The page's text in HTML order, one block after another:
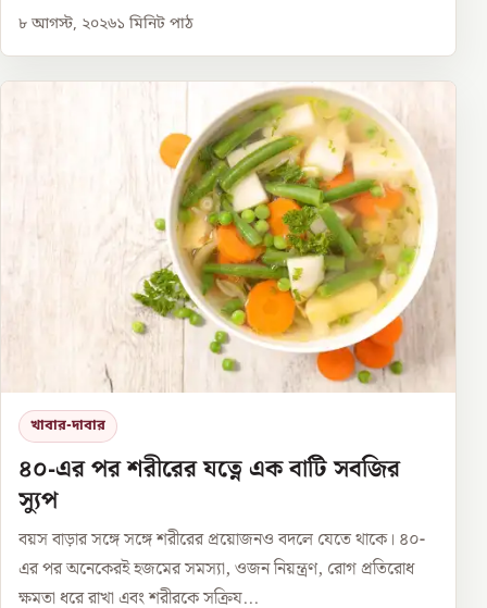
৮ আগস্ট, ২০২৬১ মিনিট পাঠ
খাবার-দাবার
৪০-এর পর শরীরের যত্নে এক বাটি সবজির
স্যুপ
বয়স বাড়ার সঙ্গে সঙ্গে শরীরের প্রয়োজনও বদলে যেতে থাকে। ৪০-
এর পর অনেকেরই হজমের সমস্যা, ওজন নিয়ন্ত্রণ, রোগ প্রতিরোধ
ক্ষমতা ধরে রাখা এবং শরীরকে সক্রিয...